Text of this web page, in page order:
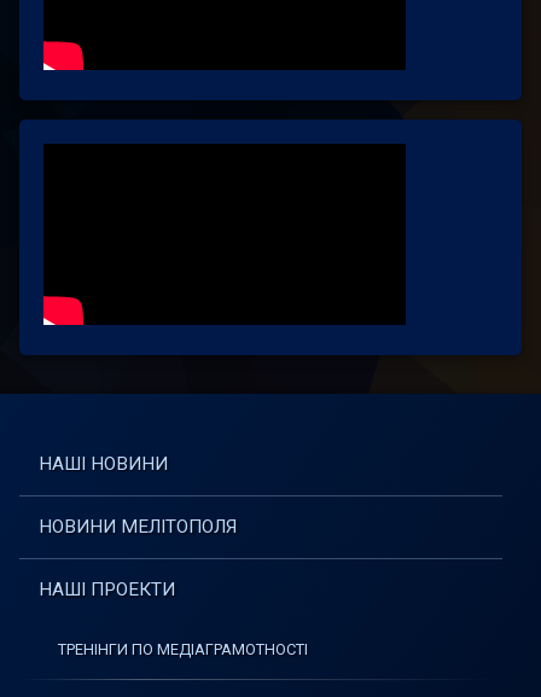
НАШІ НОВИНИ
НОВИНИ МЕЛІТОПОЛЯ
НАШІ ПРОЕКТИ
ТРЕНІНГИ ПО МЕДІАГРАМОТНОСТІ